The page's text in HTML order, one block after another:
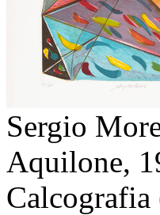
Sergio
Aquilone,
Calcografia